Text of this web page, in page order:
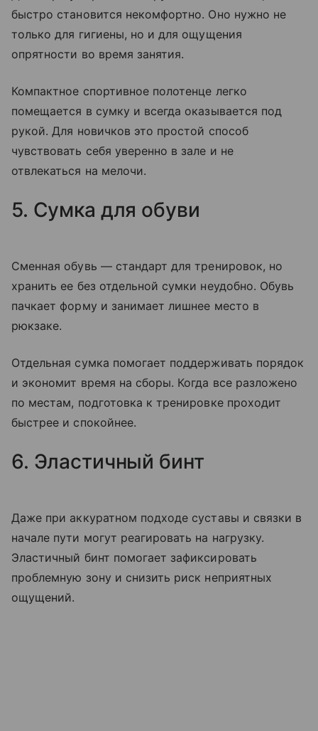
быстро становится некомфортно. Оно нужно не
только для гигиены, но и для ощущения
опрятности во время занятия.
Компактное спортивное полотенце легко
помещается в сумку и всегда оказывается под
рукой. Для новичков это простой способ
чувствовать себя уверенно в зале и не
отвлекаться на мелочи.
5. Сумка для обуви
Сменная обувь — стандарт для тренировок, но
хранить ее без отдельной сумки неудобно. Обувь
пачкает форму и занимает лишнее место в
рюкзаке.
Отдельная сумка помогает поддерживать порядок
и экономит время на сборы. Когда все разложено
по местам, подготовка к тренировке проходит
быстрее и спокойнее.
6. Эластичный бинт
Даже при аккуратном подходе суставы и связки в
начале пути могут реагировать на нагрузку.
Эластичный бинт помогает зафиксировать
проблемную зону и снизить риск неприятных
ощущений.